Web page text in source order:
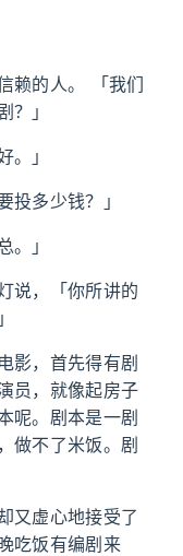
赖的人。 「我们
？」
。」
投多少钱？」
。」
说，「你所讲的
影，首先得有剧
员，就像起房子
呢。剧本是一剧
做不了米饭。剧
又虚心地接受了
吃饭有编剧来